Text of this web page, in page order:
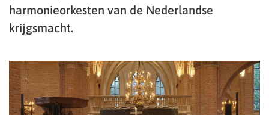
harmonieorkesten van de Nederlandse
krijgsmacht.